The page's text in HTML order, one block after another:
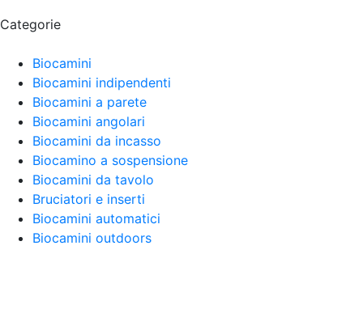
Categorie
Biocamini
Biocamini indipendenti
Biocamini a parete
Biocamini angolari
Biocamini da incasso
Biocamino a sospensione
Biocamini da tavolo
Bruciatori e inserti
Biocamini automatici
Biocamini outdoors